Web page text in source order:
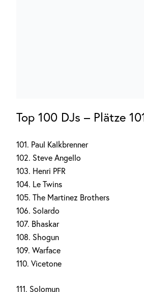
Top 100 DJs – Plätze
101. Paul Kalkbrenner
102. Steve Angello
103. Henri PFR
104. Le Twins
105. The Martinez Brothers
106. Solardo
107. Bhaskar
108. Shogun
109. Warface
110. Vicetone
111. Solomun